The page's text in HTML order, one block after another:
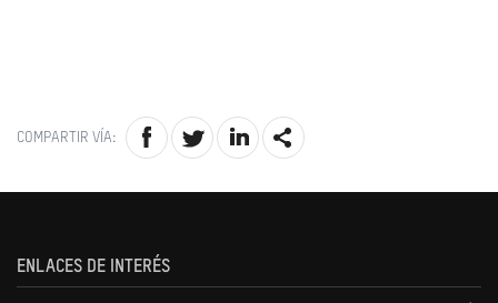
COMPARTIR VÍA:
ENLACES DE INTERÉS